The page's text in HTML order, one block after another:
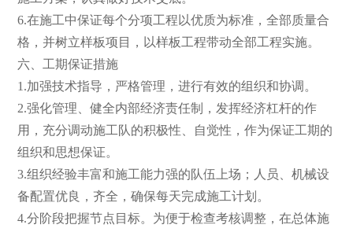
6.在施工中保证每个分项工程以优质为标准，全部质量合
格，并树立样板项目，以样板工程带动全部工程实施。
六、工期保证措施
1.加强技术指导，严格管理，进行有效的组织和协调。
2.强化管理、健全内部经济责任制，发挥经济杠杆的作
用，充分调动施工队的积极性、自觉性，作为保证工期的
组织和思想保证。
3.组织经验丰富和施工能力强的队伍上场；人员、机械设
备配置优良，齐全，确保每天完成施工计划。
4.分阶段把握节点目标。为便于检查考核调整，在总体施